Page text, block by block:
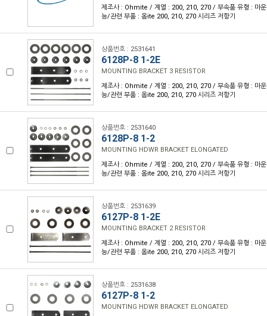
제조사 : Ohmite / 계열 : 200, 210, 270 / 부속품 유형 : 마
능/관련 부품 : 옴ite 200, 210, 270 시리즈 저항기
상품번호 : 2531641
6128P-8 1-2E
MOUNTING BRACKET 3 RESISTOR
제조사 : Ohmite / 계열 : 200, 210, 270 / 부속품 유형 : 마
능/관련 부품 : 옴ite 200, 210, 270 시리즈 저항기
상품번호 : 2531640
6128P-8 1-2
MOUNTING HDWR BRACKET ELONGATED
제조사 : Ohmite / 계열 : 200, 210, 270 / 부속품 유형 : 마
능/관련 부품 : 옴ite 200, 210, 270 시리즈 저항기
상품번호 : 2531639
6127P-8 1-2E
MOUNTING BRACKET 2 RESISTOR
제조사 : Ohmite / 계열 : 200, 210, 270 / 부속품 유형 : 마
능/관련 부품 : 옴ite 200, 210, 270 시리즈 저항기
상품번호 : 2531638
6127P-8 1-2
MOUNTING HDWR BRACKET ELONGATED